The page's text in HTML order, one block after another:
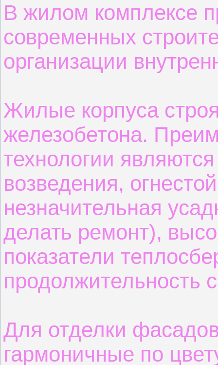
В жилом комплексе
современных
организации
Жилые корпуса
железобетона.
технологии
возведения,
незначительная
делать ремонт),
показатели
продолжительность
Для отделки
гармоничные по